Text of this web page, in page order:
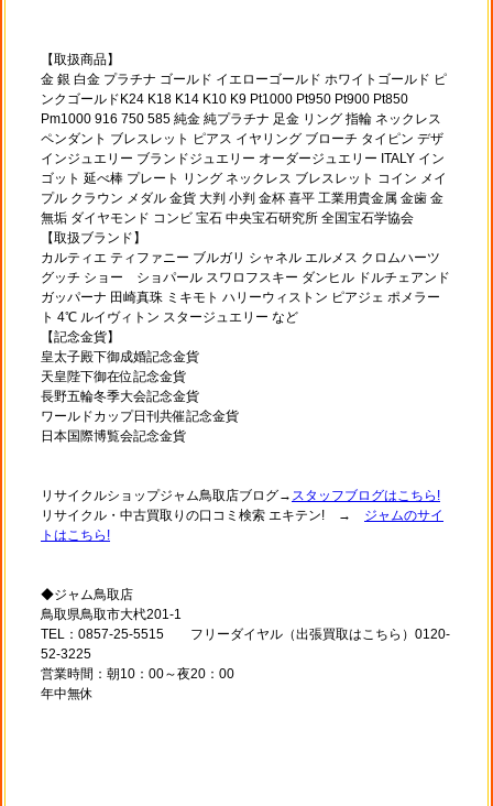
【取扱商品】
金 銀 白金 プラチナ ゴールド イエローゴールド ホワイトゴールド ピ
ンクゴールドK24 K18 K14 K10 K9 Pt1000 Pt950 Pt900 Pt850
Pm1000 916 750 585 純金 純プラチナ 足金 リング 指輪 ネックレス
ペンダント ブレスレット ピアス イヤリング ブローチ タイピン デザ
インジュエリー ブランドジュエリー オーダージュエリー ITALY イン
ゴット 延べ棒 プレート リング ネックレス ブレスレット コイン メイ
プル クラウン メダル 金貨 大判 小判 金杯 喜平 工業用貴金属 金歯 金
無垢 ダイヤモンド コンビ 宝石 中央宝石研究所 全国宝石学協会
【取扱ブランド】
カルティエ ティファニー ブルガリ シャネル エルメス クロムハーツ
グッチ ショー ショパール スワロフスキー ダンヒル ドルチェアンド
ガッパーナ 田崎真珠 ミキモト ハリーウィストン ピアジェ ポメラー
ト 4℃ ルイヴィトン スタージュエリー など
【記念金貨】
皇太子殿下御成婚記念金貨
天皇陛下御在位記念金貨
長野五輪冬季大会記念金貨
ワールドカップ日刊共催記念金貨
日本国際博覧会記念金貨
リサイクルショップジャム鳥取店ブログ→ スタッフブログはこちら!
リサイクル・中古買取りの口コミ検索 エキテン! → ジャムのサイ
トはこちら!
◆ジャム鳥取店
鳥取県鳥取市大杙201-1
TEL：0857-25-5515 フリーダイヤル（出張買取はこちら）0120-
52-3225
営業時間：朝10：00～夜20：00
年中無休